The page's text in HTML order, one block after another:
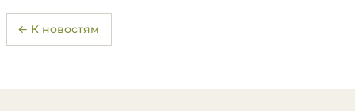
← К новостям